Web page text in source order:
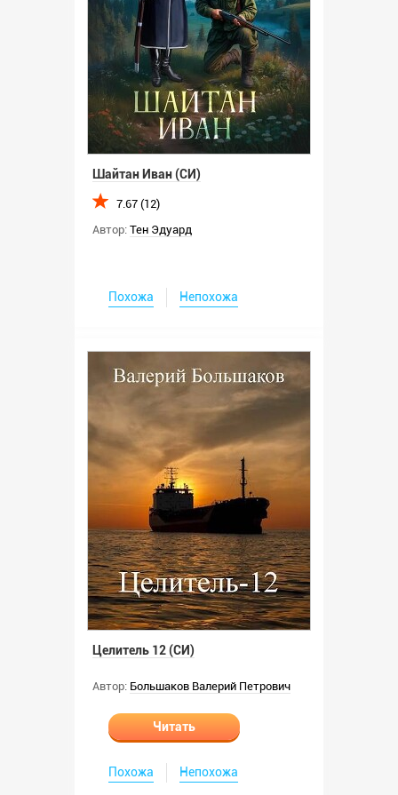
Шайтан Иван (СИ)
7.67 (12)
Автор: Тен Эдуард
Похожа Непохожа
Целитель 12 (СИ)
Автор: Большаков Валерий Петрович
Читать
Похожа Непохожа